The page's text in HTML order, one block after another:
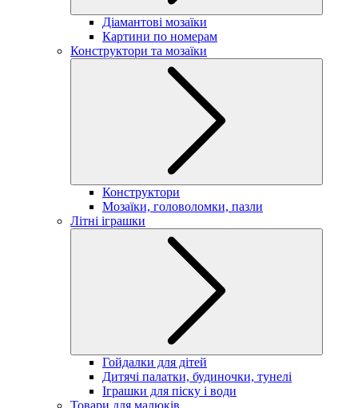
Діамантові мозаїки
Картини по номерам
Конструктори та мозаїки
Конструктори
Мозаїки, головоломки, пазли
Літні іграшки
Гойдалки для дітей
Дитячі палатки, будиночки, тунелі
Іграшки для піску і води
Товари для малюків